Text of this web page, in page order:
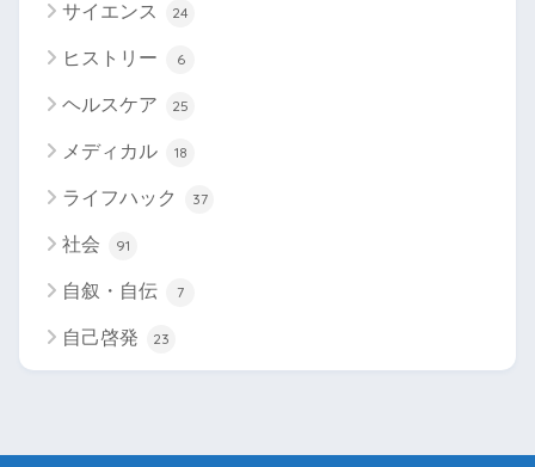
サイエンス 24
ヒストリー 6
ヘルスケア 25
メディカル 18
ライフハック 37
社会 91
自叙・自伝 7
自己啓発 23